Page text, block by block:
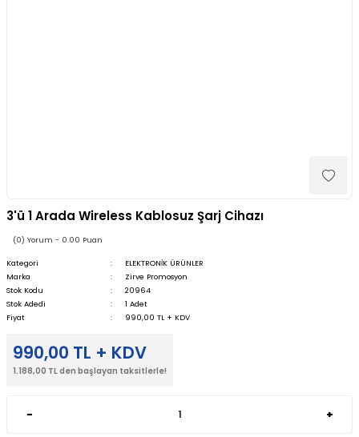
3'ü 1 Arada Wireless Kablosuz Şarj Cihazı
(0) Yorum - 0.00 Puan
Kategori
ELEKTRONİK ÜRÜNLER
Marka
Zirve Promosyon
Stok Kodu
20964
Stok Adedi
1 Adet
Fiyat
990,00 TL + KDV
990,00 TL + KDV
1.188,00 TL den başlayan taksitlerle!
- +